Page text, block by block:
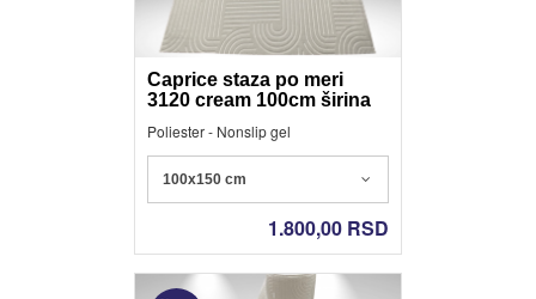
Caprice staza po meri
3120 cream 100cm širina
Poliester - Nonslip gel
100x150 cm
1.800,00 RSD